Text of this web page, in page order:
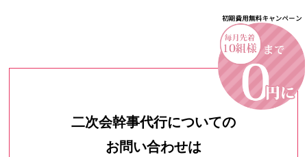
二次会幹事代行についての
お問い合わせは